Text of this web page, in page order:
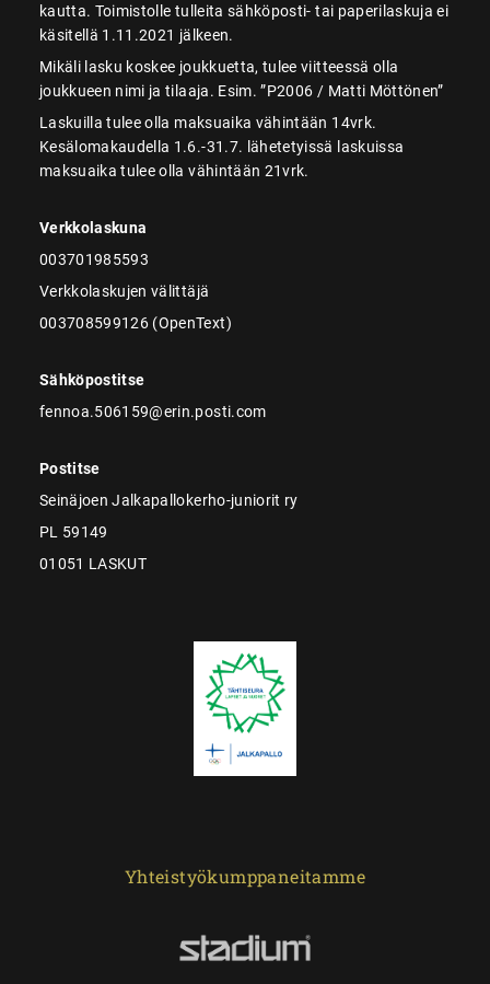
kautta. Toimistolle tulleita sähköposti- tai paperilaskuja ei
käsitellä 1.11.2021 jälkeen.
Mikäli lasku koskee joukkuetta, tulee viitteessä olla
joukkueen nimi ja tilaaja. Esim. ”P2006 / Matti Möttönen”
Laskuilla tulee olla maksuaika vähintään 14vrk.
Kesälomakaudella 1.6.-31.7. lähetetyissä laskuissa
maksuaika tulee olla vähintään 21vrk.
Verkkolaskuna
003701985593
Verkkolaskujen välittäjä
003708599126 (OpenText)
Sähköpostitse
fennoa.506159@erin.posti.com
Postitse
Seinäjoen Jalkapallokerho-juniorit ry
PL 59149
01051 LASKUT
Yhteistyökumppaneitamme